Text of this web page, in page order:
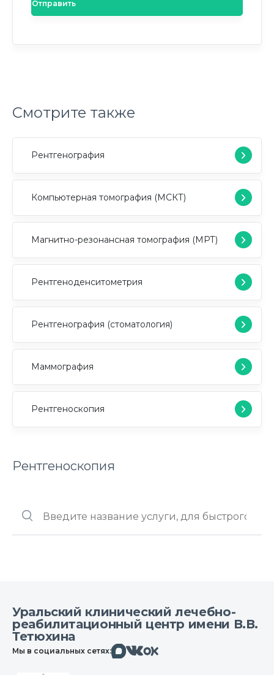
Смотрите также
Рентгенография
Компьютерная томография (МСКТ)
Магнитно-резонансная томография (МРТ)
Рентгеноденситометрия
Рентгенография (стоматология)
Маммография
Рентгеноскопия
Рентгеноскопия
Уральский клинический лечебно-
реабилитационный центр имени В.В.
Тетюхина
Мы в социальных сетях:МаксВконтактеОдноклассники